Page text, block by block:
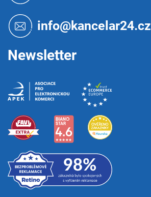
info@kancelar24.cz
Newsletter